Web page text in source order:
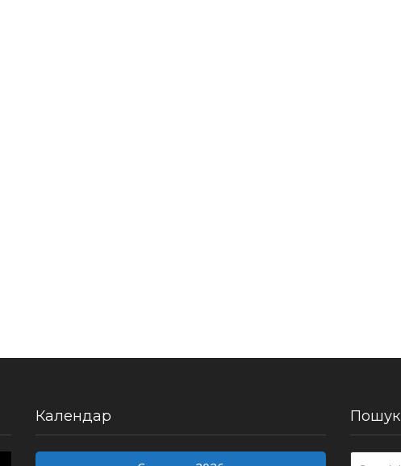
Календар Пошук